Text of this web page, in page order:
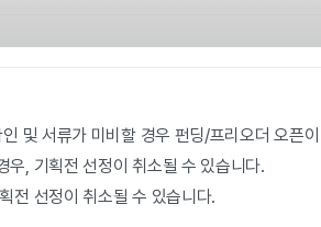
및 서류가 미비할 경우 펀딩/프리오더 오픈
우, 기획전 선정이 취소될 수 있습니다.
전 선정이 취소될 수 있습니다.